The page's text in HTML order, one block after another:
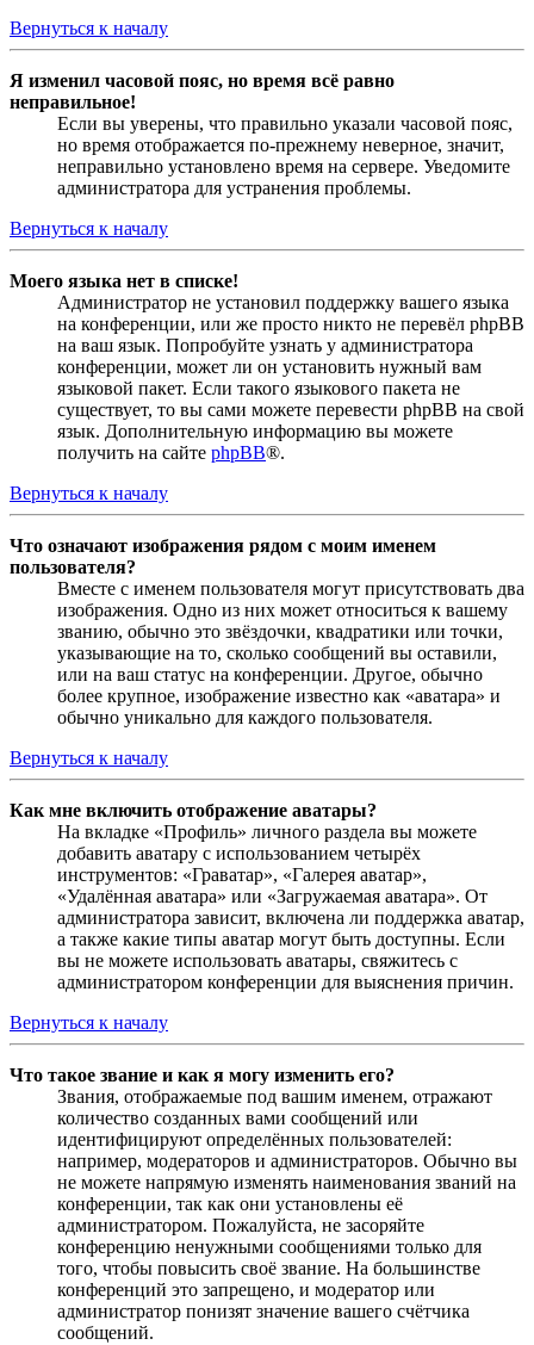
Вернуться к началу
Я изменил часовой пояс, но время всё равно
неправильное!
Если вы уверены, что правильно указали часовой пояс,
но время отображается по-прежнему неверное, значит,
неправильно установлено время на сервере. Уведомите
администратора для устранения проблемы.
Вернуться к началу
Моего языка нет в списке!
Администратор не установил поддержку вашего языка
на конференции, или же просто никто не перевёл phpBB
на ваш язык. Попробуйте узнать у администратора
конференции, может ли он установить нужный вам
языковой пакет. Если такого языкового пакета не
существует, то вы сами можете перевести phpBB на свой
язык. Дополнительную информацию вы можете
получить на сайте phpBB®.
Вернуться к началу
Что означают изображения рядом с моим именем
пользователя?
Вместе с именем пользователя могут присутствовать два
изображения. Одно из них может относиться к вашему
званию, обычно это звёздочки, квадратики или точки,
указывающие на то, сколько сообщений вы оставили,
или на ваш статус на конференции. Другое, обычно
более крупное, изображение известно как «аватара» и
обычно уникально для каждого пользователя.
Вернуться к началу
Как мне включить отображение аватары?
На вкладке «Профиль» личного раздела вы можете
добавить аватару с использованием четырёх
инструментов: «Граватар», «Галерея аватар»,
«Удалённая аватара» или «Загружаемая аватара». От
администратора зависит, включена ли поддержка аватар,
а также какие типы аватар могут быть доступны. Если
вы не можете использовать аватары, свяжитесь с
администратором конференции для выяснения причин.
Вернуться к началу
Что такое звание и как я могу изменить его?
Звания, отображаемые под вашим именем, отражают
количество созданных вами сообщений или
идентифицируют определённых пользователей:
например, модераторов и администраторов. Обычно вы
не можете напрямую изменять наименования званий на
конференции, так как они установлены её
администратором. Пожалуйста, не засоряйте
конференцию ненужными сообщениями только для
того, чтобы повысить своё звание. На большинстве
конференций это запрещено, и модератор или
администратор понизят значение вашего счётчика
сообщений.